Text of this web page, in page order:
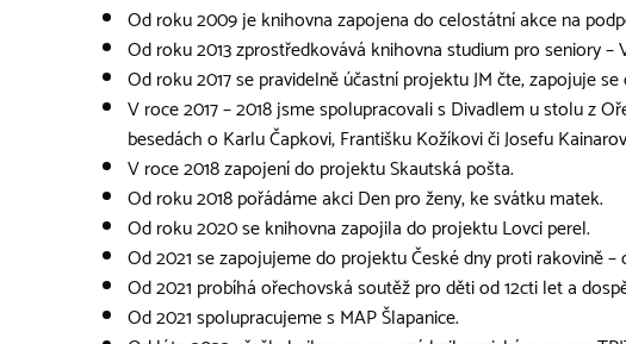
Od roku 2009 je knihovna zapojena do celostátní akce na
Od roku 2013 zprostřed­kovává knihovna studium pro seniory
Od roku 2017 se pravidelně účastní projektu JM čte, zapojuje
V roce 2017 – 2018 jsme spolupracovali s Divadlem u stolu z
besedách o Karlu Čapkovi, Františku Kožíkovi či Josefu
V roce 2018 zapojení do projektu Skautská pošta.
Od roku 2018 pořádáme akci Den pro ženy, ke svátku matek.
Od roku 2020 se knihovna zapojila do projektu Lovci perel.
Od 2021 se zapojujeme do projektu České dny proti rakovině –
Od 2021 probíhá ořechovská soutěž pro děti od 12cti let a
Od 2021 spolupracujeme s MAP Šlapanice.